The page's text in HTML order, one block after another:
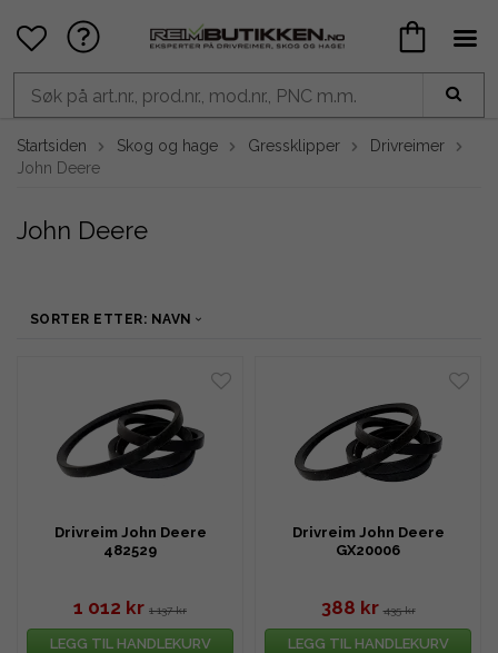
Startsiden Skog og hage Gressklipper
Drivreimer
John Deere
John Deere
SORTER ETTER: NAVN
Drivreim John Deere
482529
1 012 kr 1 137 kr
LEGG TIL HANDLEKURV
Drivreim John Deere
GX20006
388 kr 435 kr
LEGG TIL HANDLEKURV